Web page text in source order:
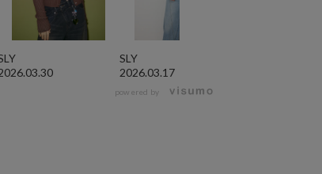
2026.03.17
SLY
powered by